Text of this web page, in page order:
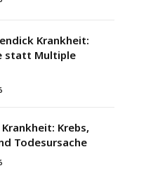
Krankheit:
statt Multiple
Krebs,
Todesursache